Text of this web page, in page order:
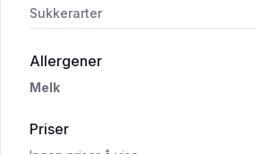
Sukkerarter
Allergeneri 'Yoghurt Alltid
Melk
Priser